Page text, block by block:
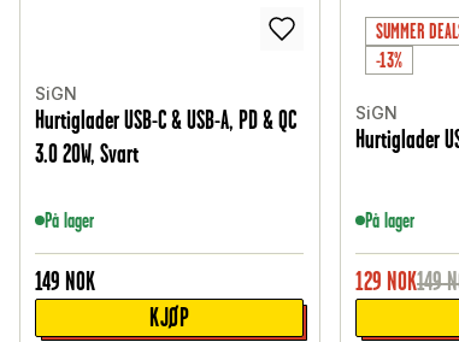
SiGN
Hurtiglader USB-C & USB-A, PD & QC
3.0 20W, Svart
På lager
149 NOK
KJØP
SUMMER
-13%
SiGN
Hurtiglader
På lager
129 NOK149